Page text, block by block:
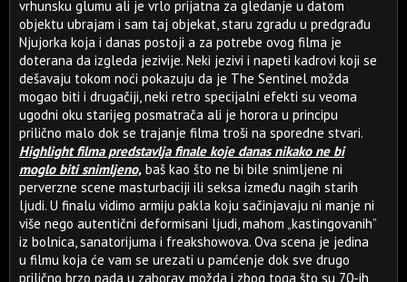
vrhunsku glumu ali je vrlo prijatna za gledanje u datom
objektu ubrajam i sam taj objekat, staru zgradu u predgrađu
Njujorka koja i danas postoji a za potrebe ovog filma je
doterana da izgleda jezivije. Neki jezivi i napeti kadrovi koji se
dešavaju tokom noći pokazuju da je The Sentinel možda
mogao biti i drugačiji, neki retro specijalni efekti su veoma
ugodni oku starijeg posmatrača ali je horora u principu
prilično malo dok se trajanje filma troši na sporedne stvari.
Highlight filma predstavlja finale koje danas nikako ne bi
moglo biti snimljeno, baš kao što ne bi bile snimljene ni
perverzne scene masturbaciji ili seksa između nagih starih
ljudi. U finalu vidimo armiju pakla koju sačinjavaju ni manje ni
više nego autentični deformisani ljudi, mahom „kastingovanih”
iz bolnica, sanatorijuma i freakshowova. Ova scena je jedina
u filmu koja će vam se urezati u pamćenje dok sve drugo
prilično brzo pada u zaborav, možda i zbog toga što su 70-ih